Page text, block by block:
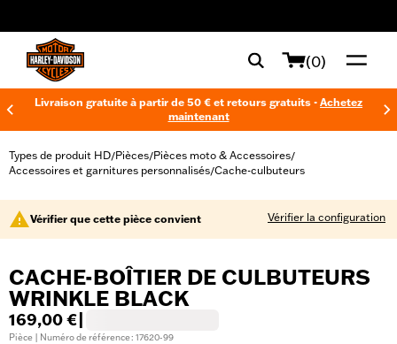
(0)
Livraison gratuite à partir de 50 € et retours gratuits - Achetez
maintenant
Types de produit HD/Pièces/Pièces moto & Accessoires/
Accessoires et garnitures personnalisés/Cache-culbuteurs
Vérifier que cette pièce convient Vérifier la configuration
CACHE-BOÎTIER DE CULBUTEURS
WRINKLE BLACK
169,00 €
Pièce | Numéro de référence : 17620-99